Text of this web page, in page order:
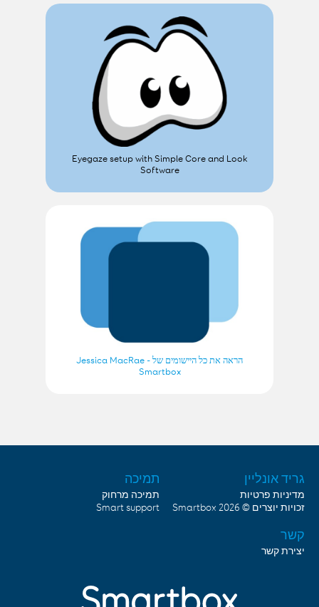
Eyegaze setup with Simple Core and Look
Software
הראה את כל היישומים של Jessica MacRae -
Smartbox
גריד אונליין
מדיניות פרטיות
זכויות יוצרים © 2026
Smartbox
תמיכה
תמיכה מרחוק
Smart support
קשר
יצירת קשר